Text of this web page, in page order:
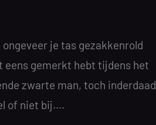
je tas gezakkenrold
eens gemerkt hebt tijdens het
zwarte man, toch inderdaad
of niet bij….